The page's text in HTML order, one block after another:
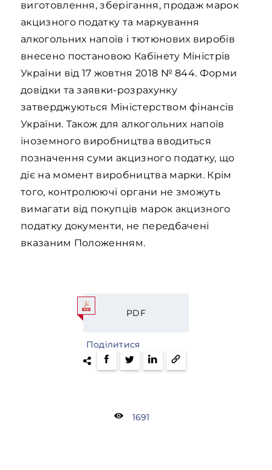
виготовлення, зберігання, продаж марок
акцизного податку та маркування
алкогольних напоїв і тютюнових виробів
внесено постановою Кабінету Міністрів
України від 17 жовтня 2018 № 844. Форми
довідки та заявки-розрахунку
затверджуються Міністерством фінансів
України. Також для алкогольних напоїв
іноземного виробництва вводиться
позначення суми акцизного податку, що
діє на момент виробництва марки. Крім
того, контролюючі органи не зможуть
вимагати від покупців марок акцизного
податку документи, не передбачені
вказаним Положенням.
PDF
Поділитися
1691